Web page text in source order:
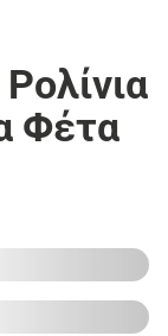
Φέτα